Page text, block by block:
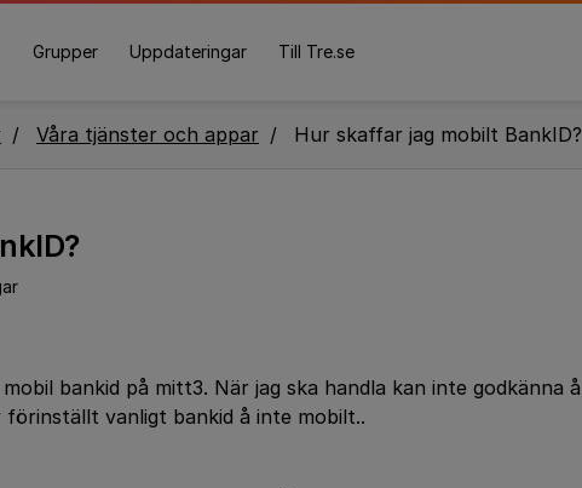
Grupper Uppdateringar Till Tre.se
Våra tjänster och appar Hur skaffar jag mobilt BankID?
bankid på mitt3. När jag ska handla kan inte godkänna å
vanligt bankid å inte mobilt..